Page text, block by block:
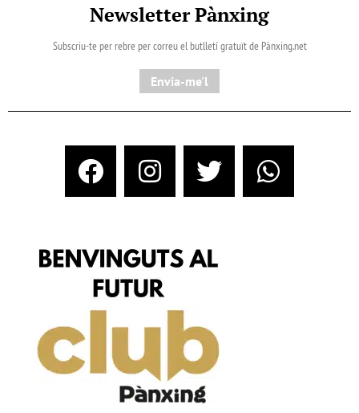
Newsletter Pànxing
Subscriu-te per rebre per correu el butlletí gratuït de Pànxing.net​
Envia-me'l